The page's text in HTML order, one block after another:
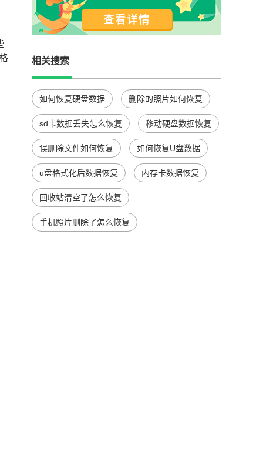
查看详情
相关搜索
如何恢复硬盘数据 删除的照片如何恢复
sd卡数据丢失怎么恢复 移动硬盘数据恢复
误删除文件如何恢复 如何恢复U盘数据
u盘格式化后数据恢复 内存卡数据恢复
回收站清空了怎么恢复
手机照片删除了怎么恢复